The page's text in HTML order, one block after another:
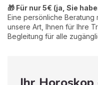
🎁 Für nur 5€ (ja, Sie
Eine persönliche Beratung
unsere Art, Ihnen für Ihre
Begleitung für alle